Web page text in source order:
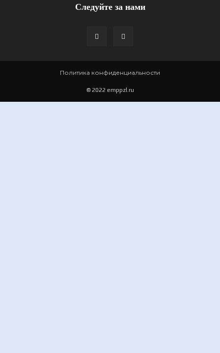
Следуйте за нами
Политика конфиденциальности
© 2022 emppzl.ru